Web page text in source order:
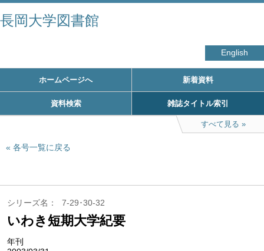
長岡大学図書館
English
ホームページへ 新着資料
資料検索 雑誌タイトル索引
すべて見る
各号一覧に戻る
シリーズ名 7-29･30-32
いわき短期大学紀要
年刊